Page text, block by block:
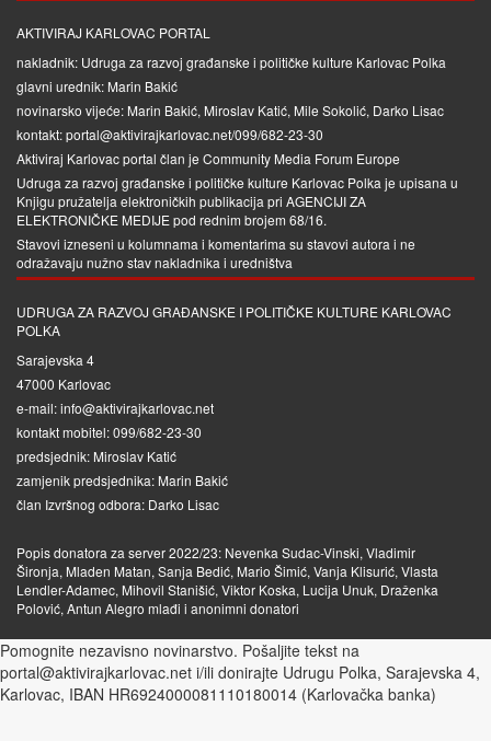
AKTIVIRAJ KARLOVAC PORTAL
nakladnik: Udruga za razvoj građanske i političke kulture Karlovac Polka
glavni urednik: Marin Bakić
novinarsko vijeće: Marin Bakić, Miroslav Katić, Mile Sokolić, Darko Lisac
kontakt: portal@aktivirajkarlovac.net/099/682-23-30
Aktiviraj Karlovac portal član je Community Media Forum Europe
Udruga za razvoj građanske i političke kulture Karlovac Polka je upisana u
Knjigu pružatelja elektroničkih publikacija pri AGENCIJI ZA
ELEKTRONIČKE MEDIJEpod rednim brojem 68/16.
Stavovi izneseni u kolumnama i komentarima su stavovi autora i ne
odražavaju nužno stav nakladnika i uredništva
UDRUGA ZA RAZVOJ GRAĐANSKE I POLITIČKE KULTURE KARLOVAC
POLKA
Sarajevska 4
47000 Karlovac
e-mail: info@aktivirajkarlovac.net
kontakt mobitel: 099/682-23-30
predsjednik: Miroslav Katić
zamjenik predsjednika: Marin Bakić
član Izvršnog odbora: Darko Lisac
Popis donatora za server 2022/23: Nevenka Sudac-Vinski, Vladimir
Šironja, Mladen Matan, Sanja Bedić, Mario Šimić, Vanja Klisurić, Vlasta
Lendler-Adamec, Mihovil Stanišić, Viktor Koska, Lucija Unuk, Draženka
Polović, Antun Alegro mlađi i anonimni donatori
Pomognite nezavisno novinarstvo. Pošaljite tekst na
portal@aktivirajkarlovac.net i/ili donirajte Udrugu Polka, Sarajevska 4,
Karlovac, IBAN HR6924000081110180014 (Karlovačka banka)